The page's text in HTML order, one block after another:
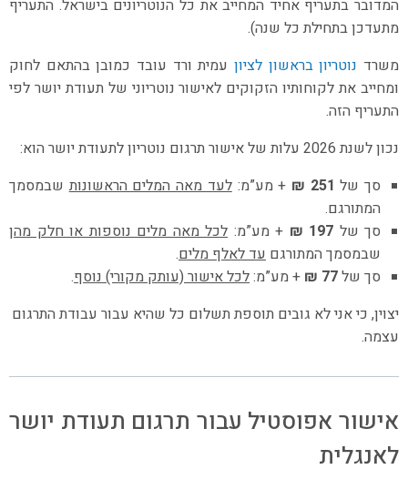
המדובר בתעריף אחיד המחייב את כל הנוטריונים בישראל. התעריף
מתעדכן בתחילת כל שנה).
משרד נוטריון בראשון לציון עמית ורד עובד כמובן בהתאם לחוק
ומחייב את לקוחותיו הזקוקים לאישור נוטריוני של תעודת יושר לפי
התעריף הזה.
נכון לשנת 2026 עלות של אישור תרגום נוטריון לתעודת יושר הוא:
סך של 251 ₪ + מע”מ:לעד מאה המלים הראשונותשבמסמך
המתורגם.
סך של 197 ₪ + מע”מ: לכל מאה מלים נוספות או חלק מהן
שבמסמך המתורגם עד לאלף מלים.
סך של77 ₪ + מע”מ:לכל אישור (עותק מקורי) נוסף.
יצוין, כי אני לא גובים תוספת תשלום כל שהיא עבור עבודת התרגום
עצמה.
אישור אפוסטיל עבור תרגום תעודת יושר
לאנגלית